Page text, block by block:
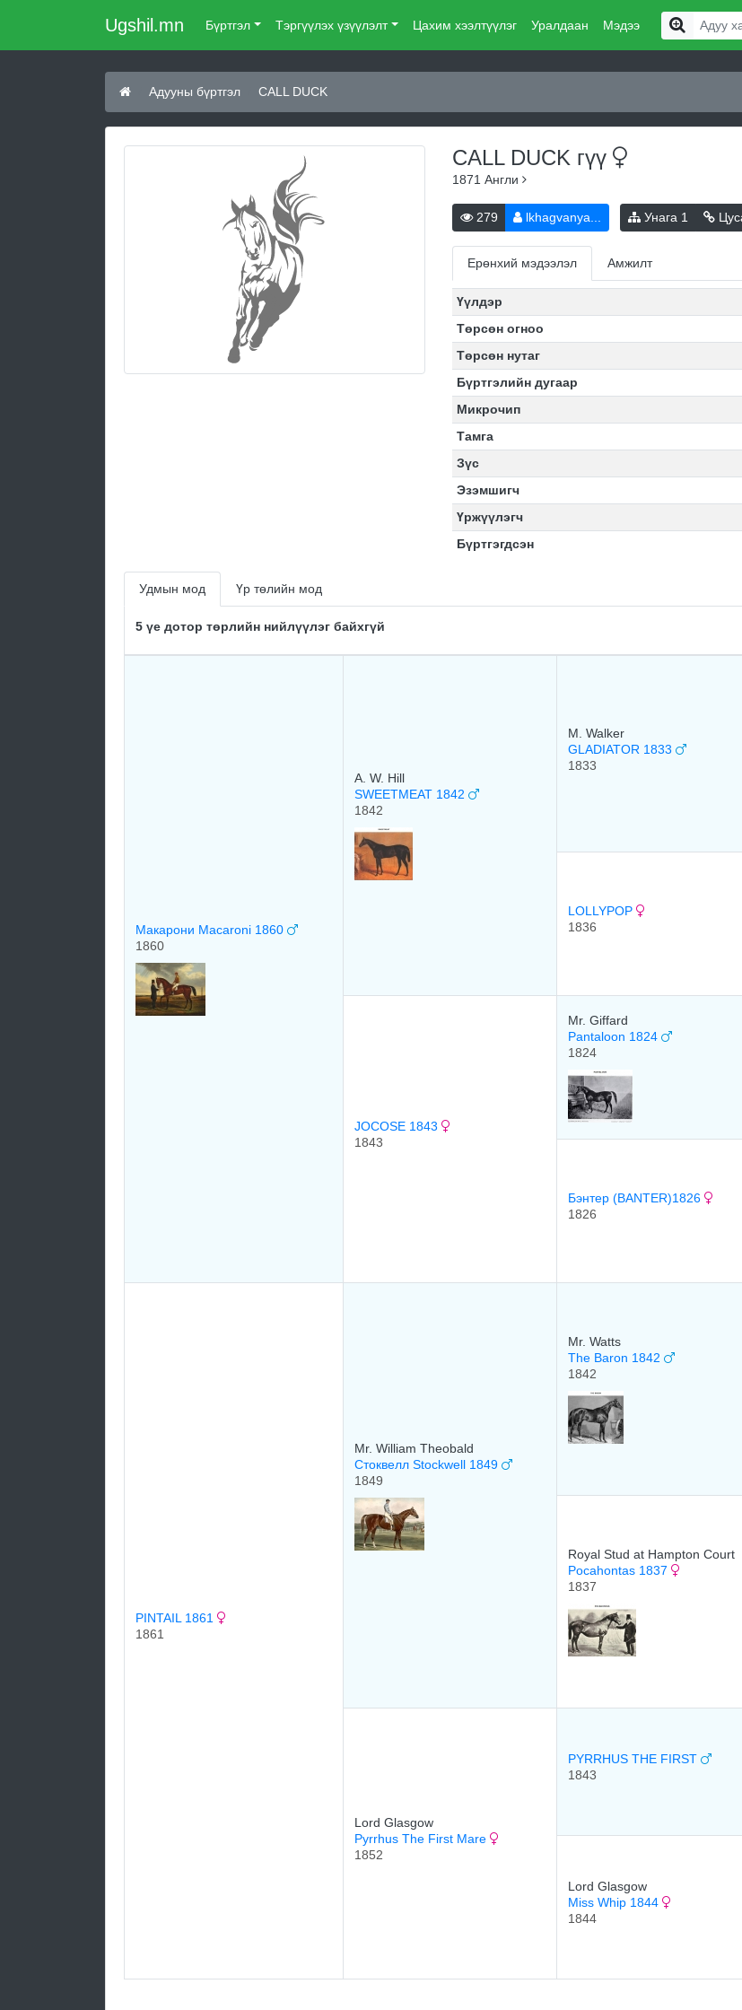
Ugshil.mn Бүртгэл Тэргүүлэх үзүүлэлт Цахим хээлтүүлэг Уралдаан Мэдээ
Адууны бүртгэл CALL DUCK
CALL DUCK гүү
1871 Англи
279 lkhagvanya... Унага 1
Ерөнхий мэдээлэл Амжилт
Үүлдэр
Төрсөн огноо
Төрсөн нутаг
Бүртгэлийн дугаар
Микрочип
Тамга
Зүс
Эзэмшигч
Үржүүлэгч
Бүртгэгдсэн
Удмын мод Үр төлийн мод
5 үе дотор төрлийн нийлүүлэг байхгүй
Макарони Macaroni 1860
1860
A. W. Hill
SWEETMEAT 1842
1842
M. Walker
GLADIATOR 1833
1833
LOLLYPOP
1836
JOCOSE 1843
1843
Mr. Giffard
Pantaloon 1824
1824
Бэнтер (BANTER)1826
1826
PINTAIL 1861
1861
Mr. William Theobald
Стоквелл Stockwell 1849
1849
Mr. Watts
The Baron 1842
1842
Royal Stud at Hampton Court
Pocahontas 1837
1837
Lord Glasgow
Pyrrhus The First Mare
1852
PYRRHUS THE FIRST
1843
Lord Glasgow
Miss Whip 1844
1844